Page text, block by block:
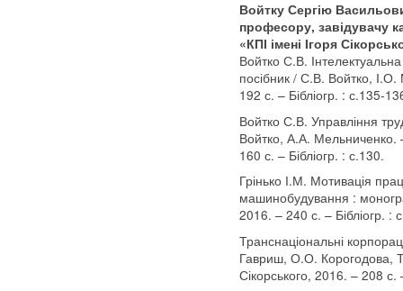
Войтку Сергію
професору, завідувачу
«КПІ імені Ігоря
Войтко С.В.
посібник / С.В. Войтко,
192 с. – Бібліогр. : с.135-
Войтко С.В. Управління
Войтко, А.А. Мельниченко.
160 с. – Бібліогр. : с.130.
Грінько І.М. Мотивація
машинобудування :
2016. – 240 с. – Бібліогр. :
Транснаціональні
Гавриш, О.О. Корогодова,
Сікорського, 2016. – 208 с.